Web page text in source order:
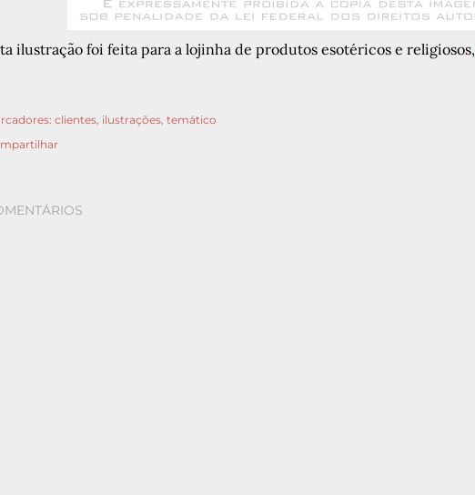
ilustração foi feita para a lojinha de produtos esotéricos e religiosos,
clientes ilustrações temático